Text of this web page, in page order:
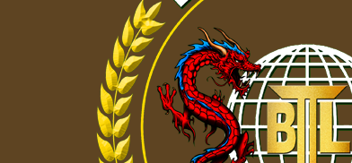
Các hình ảnh hoạt động của cán bộ, nhân
09/05/2023